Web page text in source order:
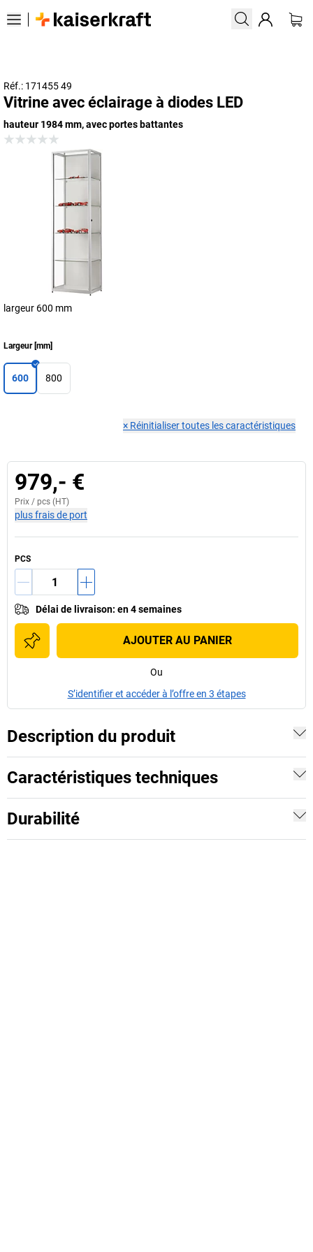
Réf.: 171455 49
Vitrine avec éclairage à diodes LED
hauteur 1984 mm, avec portes battantes
largeur 600 mm
Largeur[mm]
600 800
× Réinitialiser toutes les caractéristiques
979,- €
Prix / pcs (HT)
plus frais de port
PCS
Délai de livraison: en 4 semaines
AJOUTER AU PANIER
Ou
S’identifier et accéder à l’offre en 3 étapes
Description du produit
Caractéristiques techniques
Durabilité